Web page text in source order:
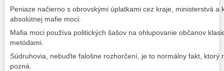
Peniaze načierno s obrovskými úplatkami cez kraje, ministerstvá a
absolútnej mafie moci.
Mafia moci používa politických šašov na ohlupovanie občanov
metódami.
Súdruhovia, nebuďte falošne rozhorčení, je to normálny fakt, ktorý
pozná.